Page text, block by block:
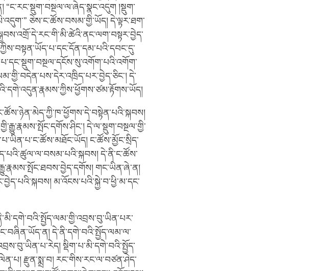
།སྡུག་
ཅེས་ང་ཚོས་བསམ་གྱི་ཡོད། དེ་ལྟར་ཐག་
དེ་
དེ་ལ་སྡུག་བསྔལ་གྱི་
ང་ཚོས་མྱོང་སྲིད་
དེ་ནི་ང་ཚོས་
གང་ཡིན་ཞེ་ན།
མ་འོངས་པའི་སྐྱེ་བ་ཕྱི་མ་དང་
དེ་ནི་དགེ་བའི་སྤྱོད་ལམ་ལ་
སྡིག་པ་མི་དགེ་བའི་སྤྱོད་
རྫུན་སྨྲ་བ། རང་གིས་རང་ལ་བཙན་ཤེད་